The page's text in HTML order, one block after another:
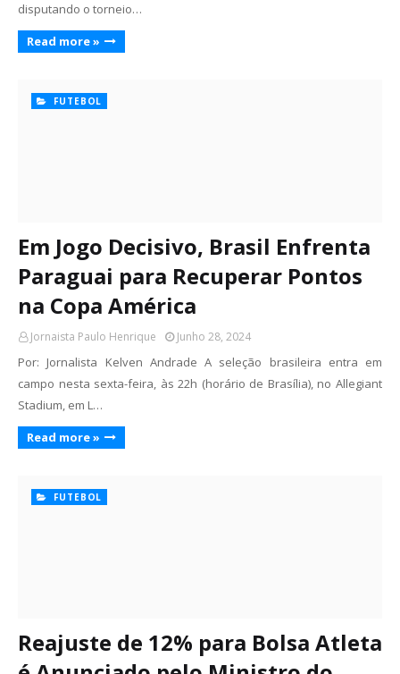
disputando o torneio…
Read more »
FUTEBOL
Em Jogo Decisivo, Brasil Enfrenta
Paraguai para Recuperar Pontos
na Copa América
Jornaista Paulo Henrique Junho 28, 2024
Por: Jornalista Kelven Andrade A seleção brasileira entra em
campo nesta sexta-feira, às 22h (horário de Brasília), no Allegiant
Stadium, em L…
Read more »
FUTEBOL
Reajuste de 12% para Bolsa Atleta